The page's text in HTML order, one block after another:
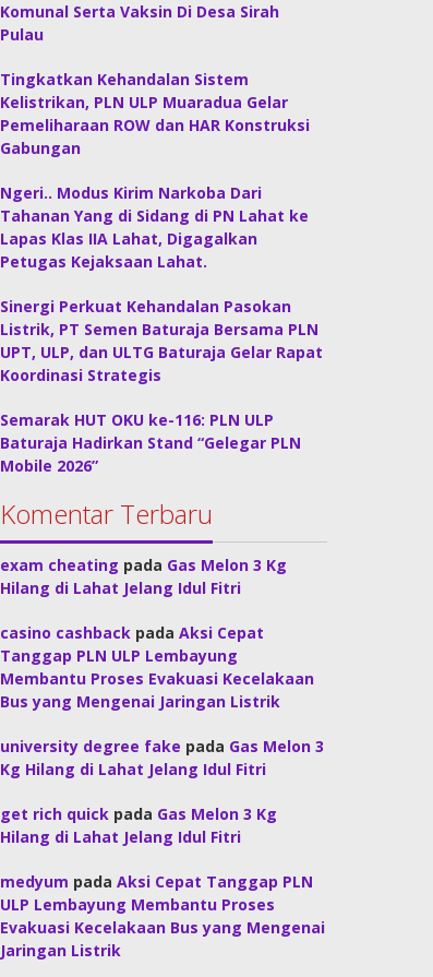
Komunal Serta Vaksin Di Desa Sirah
Pulau
Tingkatkan Kehandalan Sistem
Kelistrikan, PLN ULP Muaradua Gelar
Pemeliharaan ROW dan HAR Konstruksi
Gabungan
Ngeri.. Modus Kirim Narkoba Dari
Tahanan Yang di Sidang di PN Lahat ke
Lapas Klas IIA Lahat, Digagalkan
Petugas Kejaksaan Lahat.
Sinergi Perkuat Kehandalan Pasokan
Listrik, PT Semen Baturaja Bersama PLN
UPT, ULP, dan ULTG Baturaja Gelar Rapat
Koordinasi Strategis
Semarak HUT OKU ke-116: PLN ULP
Baturaja Hadirkan Stand “Gelegar PLN
Mobile 2026”
Komentar Terbaru
exam cheating pada Gas Melon 3 Kg
Hilang di Lahat Jelang Idul Fitri
casino cashback padaAksi Cepat
Tanggap PLN ULP Lembayung
Membantu Proses Evakuasi Kecelakaan
Bus yang Mengenai Jaringan Listrik
university degree fake pada Gas Melon 3
Kg Hilang di Lahat Jelang Idul Fitri
get rich quick pada Gas Melon 3 Kg
Hilang di Lahat Jelang Idul Fitri
medyum padaAksi Cepat Tanggap PLN
ULP Lembayung Membantu Proses
Evakuasi Kecelakaan Bus yang Mengenai
Jaringan Listrik